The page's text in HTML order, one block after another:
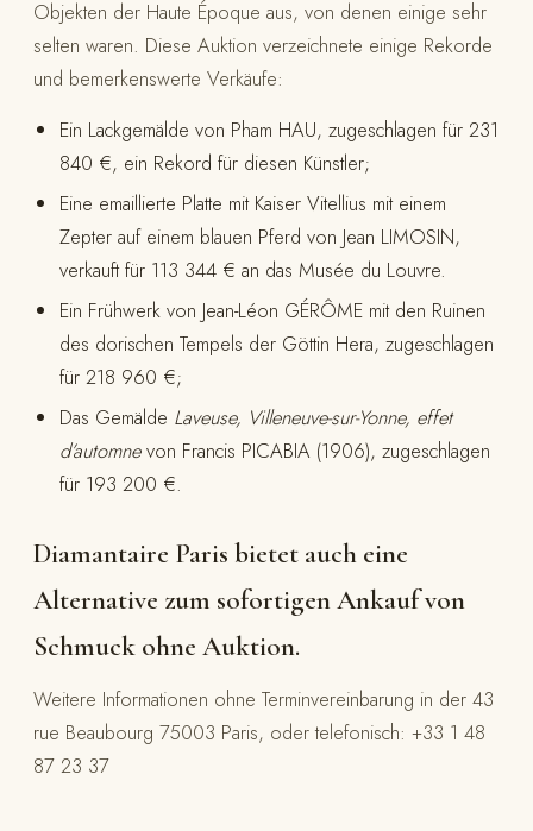
Objekten der Haute Époque aus, von denen einige sehr
selten waren. Diese Auktion verzeichnete einige Rekorde
und bemerkenswerte Verkäufe:
Ein Lackgemälde von Pham HAU, zugeschlagen für 231
840 €, ein Rekord für diesen Künstler;
Eine emaillierte Platte mit Kaiser Vitellius mit einem
Zepter auf einem blauen Pferd von Jean LIMOSIN,
verkauft für 113 344 € an das Musée du Louvre.
Ein Frühwerk von Jean-Léon GÉRÔME mit den Ruinen
des dorischen Tempels der Göttin Hera, zugeschlagen
für 218 960 €;
Das Gemälde Laveuse, Villeneuve-sur-Yonne, effet
d’automnevon Francis PICABIA (1906), zugeschlagen
für 193 200 €.
Diamantaire Paris bietet auch eine
Alternative zum sofortigen Ankauf von
Schmuck ohne Auktion.
Weitere Informationen ohne Terminvereinbarung in der 43
rue Beaubourg 75003 Paris, oder telefonisch: +33 1 48
87 23 37